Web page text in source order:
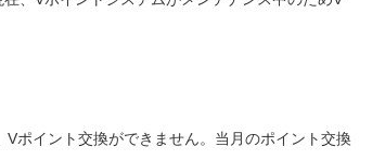
ポイント交換ができません。当月のポイント交換